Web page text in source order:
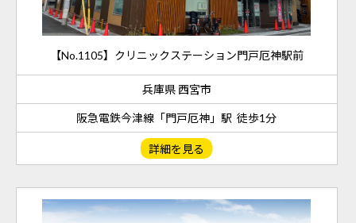
【No.1105】クリニックステーション門戸厄神駅前
兵庫県 西宮市
阪急電鉄今津線「門戸厄神」駅 徒歩1分
詳細を見る